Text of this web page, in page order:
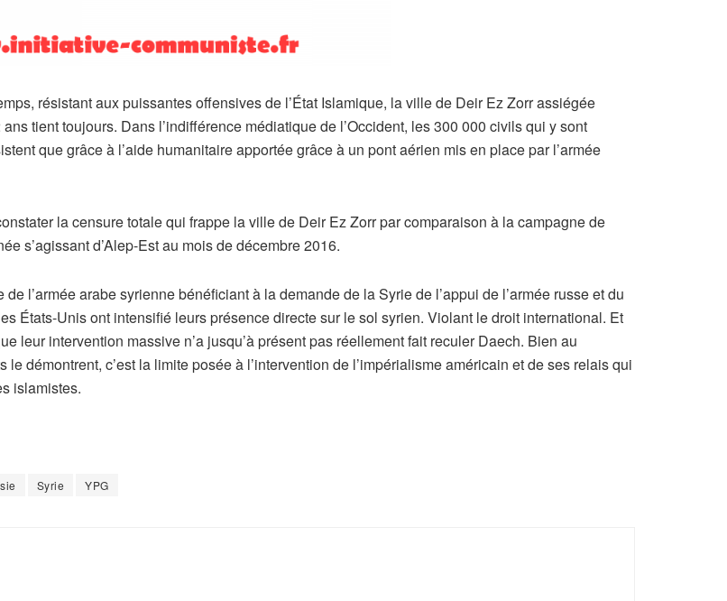
résistant aux puissantes offensives de l’État Islamique, la ville de Deir Ez Zorr assiégée
tient toujours. Dans l’indifférence médiatique de l’Occident, les 300 000 civils qui y sont
que grâce à l’aide humanitaire apportée grâce à un pont aérien mis en place par l’armée
la censure totale qui frappe la ville de Deir Ez Zorr par comparaison à la campagne de
s’agissant d’Alep-Est au mois de décembre 2016.
de l’armée arabe syrienne bénéficiant à la demande de la Syrie de l’appui de l’armée russe et du
États-Unis ont intensifié leurs présence directe sur le sol syrien. Violant le droit international. Et
leur intervention massive n’a jusqu’à présent pas réellement fait reculer Daech. Bien au
le démontrent, c’est la limite posée à l’intervention de l’impérialisme américain et de ses relais qui
islamistes.
Syrie YPG